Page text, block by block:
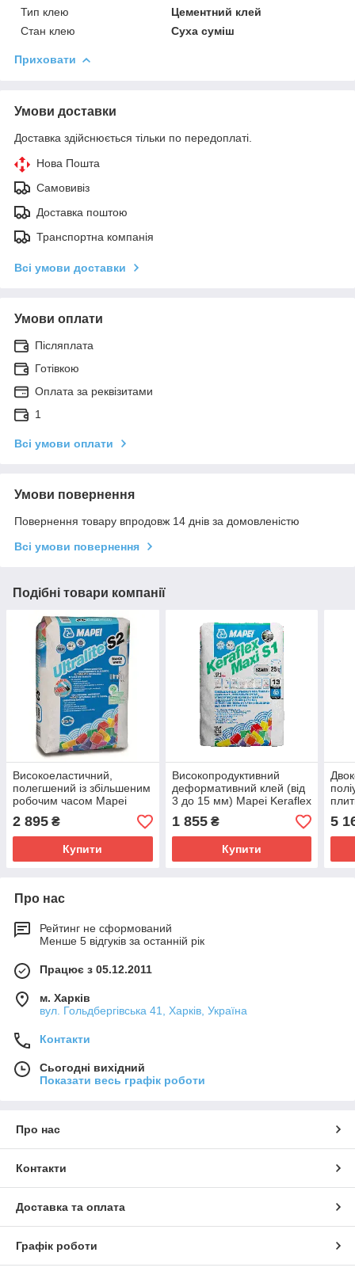
Тип клею
Цементний клей
Стан клею
Суха суміш
Приховати
Умови доставки
Доставка здійснюється тільки по передоплаті.
Нова Пошта
Самовивіз
Доставка поштою
Транспортна компанія
Всі умови доставки
Умови оплати
Післяплата
Готівкою
Оплата за реквізитами
1
Всі умови оплати
Умови повернення
Повернення товару впродовж 14 днів за домовленістю
Всі умови повернення
Подібні товари компанії
Високоеластичний,
полегшений із збільшеним
робочим часом Mapei
Ultralite S2 White/білий
2 895 ₴
Купити
Високопродуктивний
деформативний клей (від
3 до 15 мм) Mapei Keraflex
Maxi S1 Grey/Сірий 25
кг.Харків
1 855₴
Купити
5
Про нас
Рейтинг не сформований
Менше 5 відгуків за останній рік
Працює з 05.12.2011
м. Харків
вул. Гольдбергівська 41, Харків, Україна
Контакти
Сьогодні вихідний
Показати весь графік роботи
Про нас
Контакти
Доставка та оплата
Графік роботи